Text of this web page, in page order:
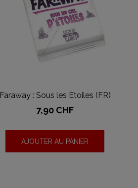
Faraway : Sous les Étoiles (FR)
Prix
7,90 CHF
AJOUTER AU PANIER